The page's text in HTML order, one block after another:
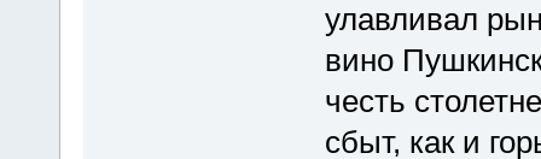
улавливал
вино
честь
сбыт, как и